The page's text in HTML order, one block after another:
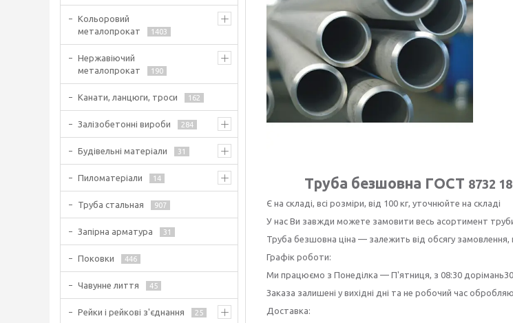
Труба безшовна ГОСТ 8732
Є на складі, всі розміри, від 100 кг, уточнюйте на складі
У нас Ви завжди можете замовити весь асортимент
Труба безшовна ціна — залежить від обсягу
Графік роботи:
Ми працюємо з Понеділка — П'ятниця, з 08:30
Заказа залишені у вихідні дні та не робочий час
Доставка:
Кольоровий
металопрокат
1403
Нержавіючий
металопрокат
190
Канати, ланцюги, троси 162
Залізобетонні вироби 284
Будівельні матеріали 31
Пиломатеріали 14
Труба стальная 907
Запірна арматура 31
Поковки 446
Чавунне лиття 45
Рейки і рейкові з'єднання 25